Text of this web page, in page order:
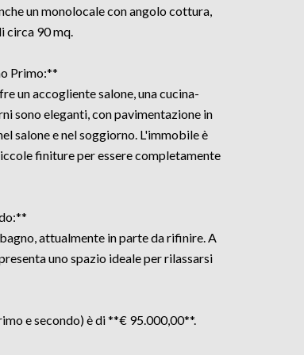
un monolocale con angolo cottura,
circa 90 mq.
Primo:**
un accogliente salone, una cucina-
sono eleganti, con pavimentazione in
salone e nel soggiorno. L'immobile è
finiture per essere completamente
attualmente in parte da rifinire. A
uno spazio ideale per rilassarsi
e secondo) è di **€ 95.000,00**.